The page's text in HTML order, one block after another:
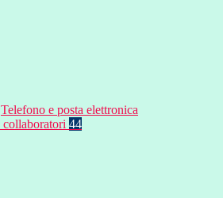
Telefono e posta elettronica
44